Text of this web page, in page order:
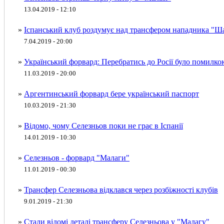
13.04.2019 - 12:10
» Іспанський клуб роздумує над трансфером нападника
7.04.2019 - 20:00
» Український форвард: Перебратись до Росії було
11.03.2019 - 20:00
» Аргентинський форвард бере український паспорт
10.03.2019 - 21:30
» Відомо, чому Селезньов поки не грає в Іспанії
14.01.2019 - 10:30
» Селезньов - форвард "Малаги"
11.01.2019 - 00:30
» Трансфер Селезньова відклався через розбіжності клубів
9.01.2019 - 21:30
» Стали відомі деталі трансферу Селезньова у "Малагу"